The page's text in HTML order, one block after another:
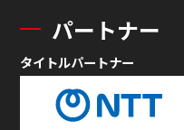
パートナー
タイトルパートナー